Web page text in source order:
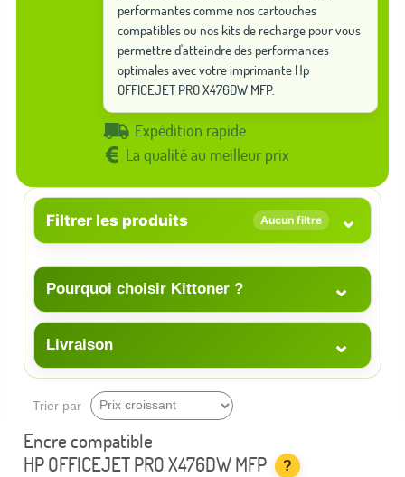
performantes comme nos cartouches
compatibles ou nos kits de recharge pour vous
permettre d'atteindre des performances
optimales avec votre imprimante Hp
OFFICEJET PRO X476DW MFP.
Expédition rapide
La qualité au meilleur prix
Filtrer les produits Aucun filtre ⌄
Pourquoi choisir Kittoner ? ⌄
Livraison ⌄
Trier par
Encre compatible
HP OFFICEJET PRO X476DW MFP
?